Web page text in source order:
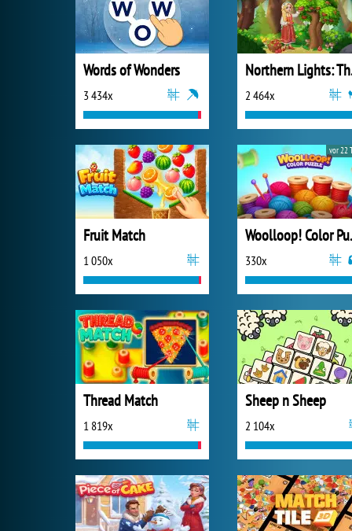
Words of Wonders
3 434x 2 464x
Fruit Match
1 050x 330x
vor 22
Thread Match
1 819x
Sheep n Sheep
2 104x